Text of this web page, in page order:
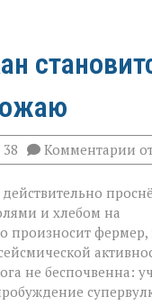
38 Комментарии к
и хлебом на
произносит фермер,
не беспочвенна: